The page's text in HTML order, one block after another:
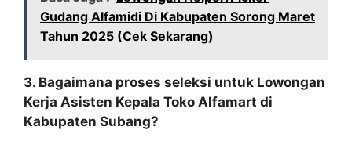
Gudang Alfamidi Di Kabupaten Sorong Maret
Tahun 2025 (Cek Sekarang)
3. Bagaimana proses seleksi untuk Lowongan
Kerja Asisten Kepala Toko Alfamart di
Kabupaten Subang?